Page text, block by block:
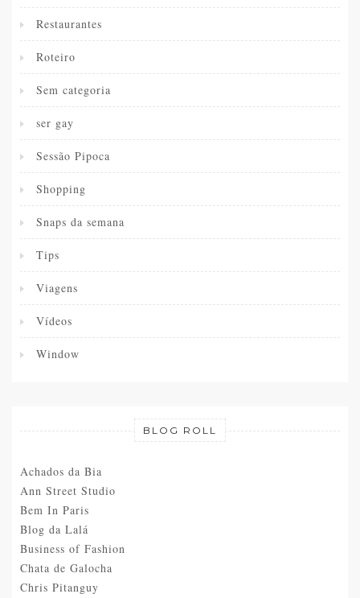
Restaurantes
Roteiro
Sem categoria
ser gay
Sessão Pipoca
Shopping
Snaps da semana
Tips
Viagens
Vídeos
Window
BLOG ROLL
Achados da Bia
Ann Street Studio
Bem In Paris
Blog da Lalá
Business of Fashion
Chata de Galocha
Chris Pitanguy